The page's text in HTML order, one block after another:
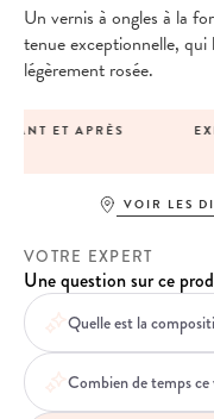
Un vernis à ongles à la
tenue exceptionnelle, qui
légèrement rosée.
EXPÉDITION LE
VOIR LES
VOTRE EXPERT
Une question sur ce
Quelle est la
Combien de temps ce